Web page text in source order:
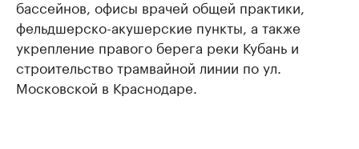
бассейнов, офисы врачей общей практики,
фельдшерско-акушерские пункты, а также
укрепление правого берега реки Кубань и
строительство трамвайной линии по ул.
Московской в Краснодаре.